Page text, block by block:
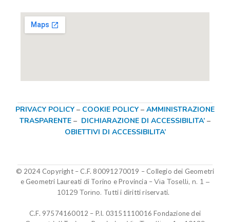
PRIVACY POLICY – COOKIE POLICY – AMMINISTRAZIONE
TRASPARENTE – DICHIARAZIONE DI ACCESSIBILITA’ –
OBIETTIVI DI ACCESSIBILITA’
© 2024 Copyright – C.F. 80091270019 – Collegio dei Geometri
e Geometri Laureati di Torino e Provincia –Via Toselli, n. 1 –
10129 Torino. Tutti i diritti riservati.
C.F. 97574160012 – P.I. 03151110016Fondazione dei